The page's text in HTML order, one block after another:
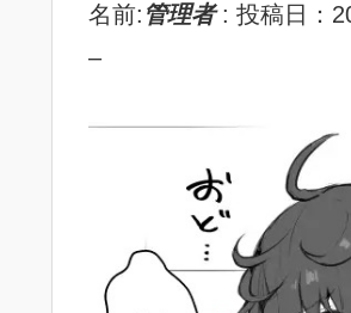
名前: 管理者: 投稿日：
–